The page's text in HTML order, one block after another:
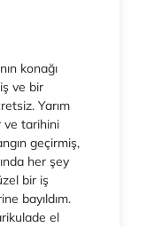
konağı
ve bir
Yarım
ve tarihini
geçirmiş,
her şey
bir iş
bayıldım.
el